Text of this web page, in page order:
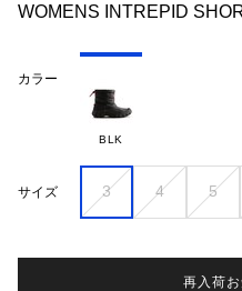
WOMENS INTREPID
カラー
BLK
サイズ 3 4 5
再入荷